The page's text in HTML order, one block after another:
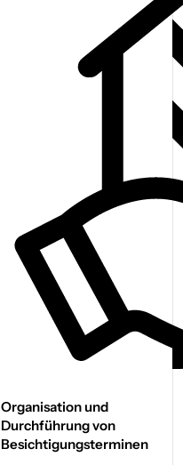
Organisation und
Durchführung von
Besichtigungs­terminen